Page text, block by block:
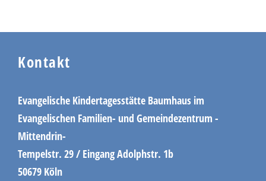
Kontakt
Evangelische Kindertagesstätte Baumhaus im
Evangelischen Familien- und Gemeindezentrum -
Mittendrin-
Tempelstr. 29 / Eingang Adolphstr. 1b
50679 Köln